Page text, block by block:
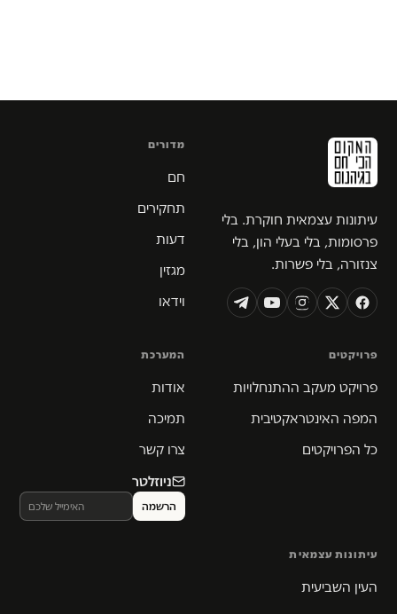
עיתונות עצמאית חוקרת. בלי
פרסומות, בלי בעלי הון, בלי
צנזורה, בלי פשרות.
מדורים
חם
תחקירים
דעות
מגזין
וידאו
פרויקטים
פרויקט מעקב ההתנחלויות
המפה האינטראקטיבית
כל הפרויקטים
המערכת
אודות
תמיכה
צרו קשר
ניוזלטר
עיתונות עצמאית
העין השביעית